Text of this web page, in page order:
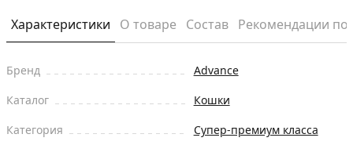
Характеристики О товаре Состав Рекомендации
Бренд
Advance
Каталог
Кошки
Категория
Супер-премиум класса